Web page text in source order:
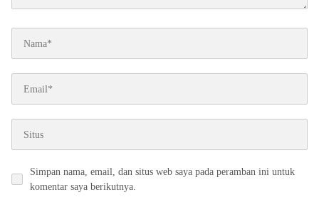
Simpan nama, email, dan situs web saya pada peramban ini untuk
komentar saya berikutnya.